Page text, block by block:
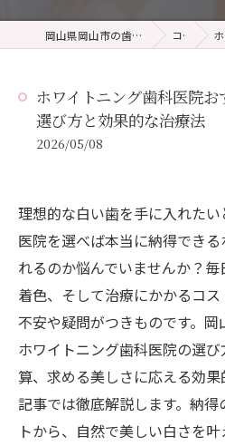
岡山県岡山市の歯医者ならキレイハ岡山院 コラム ホ
ホワイトニング歯科医院
選び方と効果的な治療法
2026/05/08
理想的な白い歯を手に入れた
医院を選べば本当に納得でき
れるのか悩んでいませんか？
着色、そして治療にかかるコス
不安や疑問がつきものです。
ホワイトニング歯科医院の選
算、求める美しさに応える効
記事では徹底解説します。納
トから、自然で美しい白さを